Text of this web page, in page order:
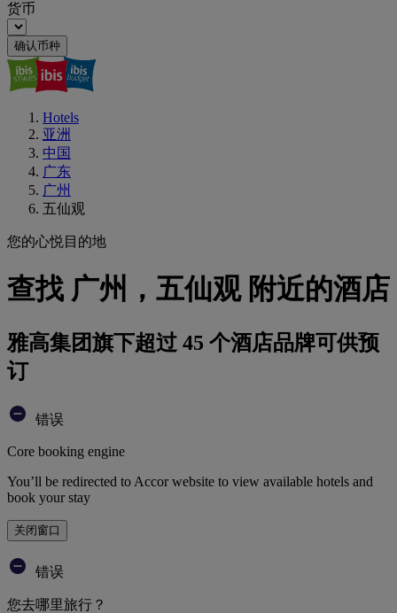
货币
确认币种
Hotels
亚洲
中国
广东
广州
五仙观
您的心悦目的地
查找 广州，五仙观 附近的酒店
雅高集团旗下超过 45 个酒店品牌可供预
订
错误
Core booking engine
You’ll be redirected to Accor website to view available hotels and
book your stay
关闭窗口
错误
您去哪里旅行？